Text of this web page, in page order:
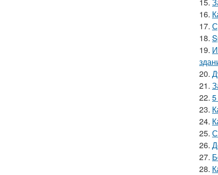
16.
17.
18.
19.
20.
21.
22.
23.
24.
25.
26.
27.
28.